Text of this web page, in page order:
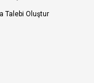
Talebi Oluştur